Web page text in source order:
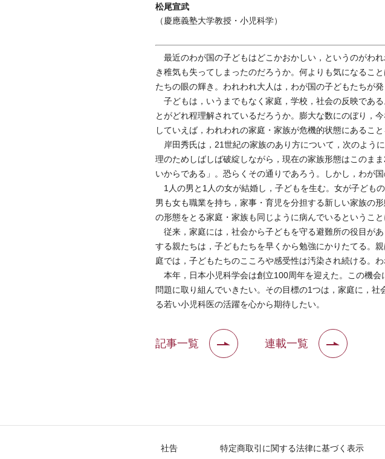
松尾宣武
（慶應義塾大学教授・小児科学）
最近のわが国の子どもはどこかおかしい，というのがわ
き稚気も失ってしまったのだろうか。何よりも気になるこ
たちの眼の輝き。われわれ大人は，わが国の子どもたちが
子どもは，いうまでもなく家庭，学校，社会の反映であ
とがどれ程理解されているだろうか。膨大な数にのぼり，
していえば，われわれの家庭・家族が危機的状態にあること
岸田秀氏は，21世紀の家族のあり方について，次のよう
理のためしばしば破綻しながら，現在の家族形態はこのま
いからである」。恐らくその通りであろう。しかし，わが
1人の男と1人の女が結婚し，子どもを生む。女が子ども
男も女も職業を持ち，家事・育児を分担する新しい家族の
の形態をとる家庭・家族も同じように病んでいるということ
従来，家庭には，社会から子どもを守る避難所の役目が
する親たちは，子どもたちを早くから勉強にかりたてる。
庭では，子どもたちのこころや感受性は汚染され続ける。
本年，日本小児科学会は創立100周年を迎えた。この機
問題に取り組んでいきたい。その目標の1つは，家庭に，
る若い小児科医の活躍を心から期待したい。
記事一覧 連載一覧
社告 特定商取引に関する法律に基づく表示